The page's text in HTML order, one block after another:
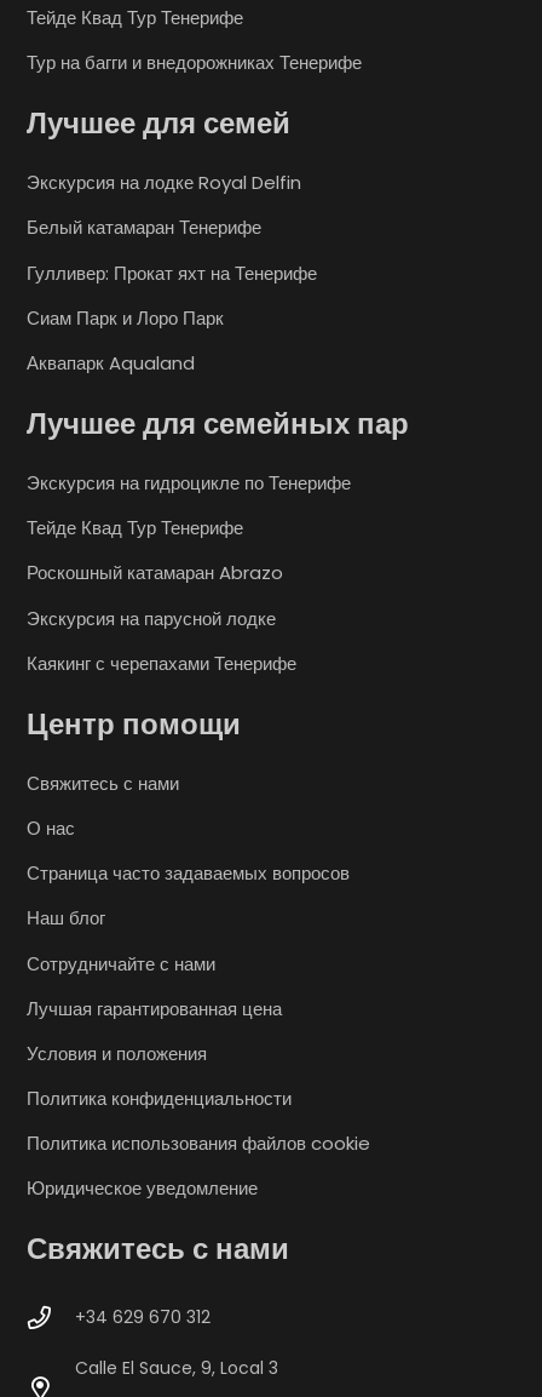
Тейде Квад Тур Тенерифе
Тур на багги и внедорожниках Тенерифе
Лучшее для семей
Экскурсия на лодке Royal Delfin
Белый катамаран Тенерифе
Гулливер: Прокат яхт на Тенерифе
Сиам Парк и Лоро Парк
Аквапарк Aqualand
Лучшее для семейных пар
Экскурсия на гидроцикле по Тенерифе
Тейде Квад Тур Тенерифе
Роскошный катамаран Abrazo
Экскурсия на парусной лодке
Каякинг с черепахами Тенерифе
Центр помощи
Свяжитесь с нами
О нас
Страница часто задаваемых вопросов
Наш блог
Сотрудничайте с нами
Лучшая гарантированная цена
Условия и положения
Политика конфиденциальности
Политика использования файлов cookie
Юридическое уведомление
Свяжитесь с нами
+34 629 670 312
Calle El Sauce, 9, Local 3